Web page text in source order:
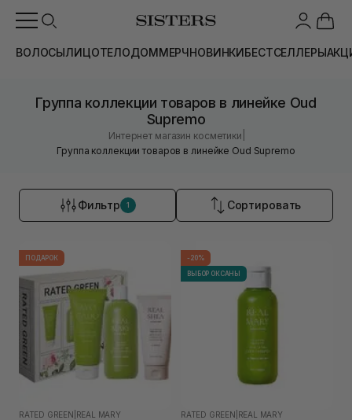
ВОЛОСЫЛИЦОТЕЛОДОММЕРЧНОВИНКИБЕСТСЕЛЛЕРЫ
Группа коллекции товаров в линейке Oud
Supremo
Интернет магазин косметики
Группа коллекции товаров в линейке Oud Supremo
Фильтр 1 Сортировать
ПОДАРОК
RATED GREEN REAL MARY
-20%
ВЫБОР ОКСАНЫ
RATED GREEN REAL MARY